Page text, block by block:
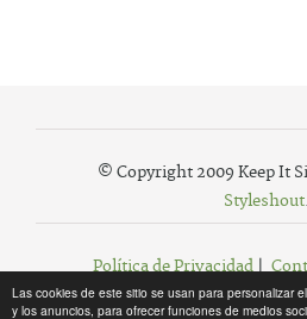
Las cookies de este sitio se usan para personalizar
y los anuncios, para ofrecer funciones de medios
© Copyright 2009 Keep It
Styleshout.
Política de Privacidad|
Agregar a